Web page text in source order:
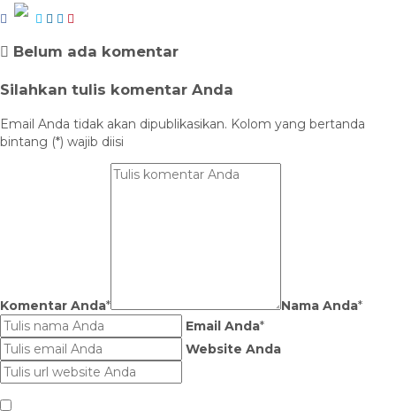
Belum ada komentar
Silahkan tulis komentar Anda
Email Anda tidak akan dipublikasikan. Kolom yang bertanda
bintang (*) wajib diisi
Komentar Anda* Nama Anda*
Email Anda*
Website Anda